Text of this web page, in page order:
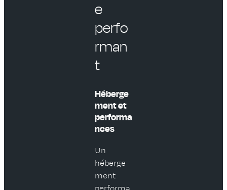
e
perfo
rman
t
Héberge
ment et
performa
nces
Un
héberge
ment